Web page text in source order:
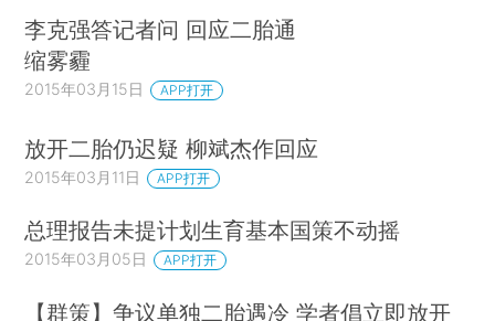
李克强答记者问 回应二胎通
缩雾霾
2015年03月15日 APP打开
放开二胎仍迟疑 柳斌杰作回应
2015年03月11日 APP打开
总理报告未提计划生育基本国策不动摇
2015年03月05日 APP打开
【群策】争议单独二胎遇冷 学者倡立即放开